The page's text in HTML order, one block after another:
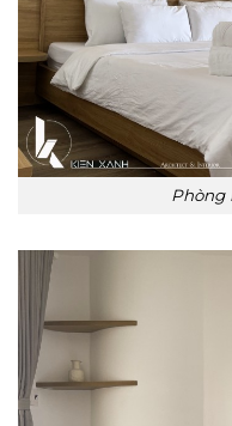
Phòng